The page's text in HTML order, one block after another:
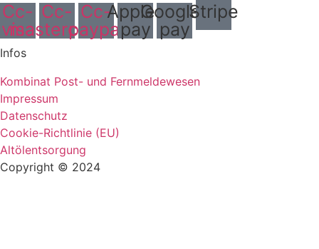
Cc-
visa
Cc-
mastercard
Cc-
paypal
Apple-
pay
Google-
pay
Stripe
Infos
Kombinat Post- und Fernmeldewesen
Impressum
Datenschutz
Cookie-Richtlinie (EU)
Altölentsorgung
Copyright © 2024